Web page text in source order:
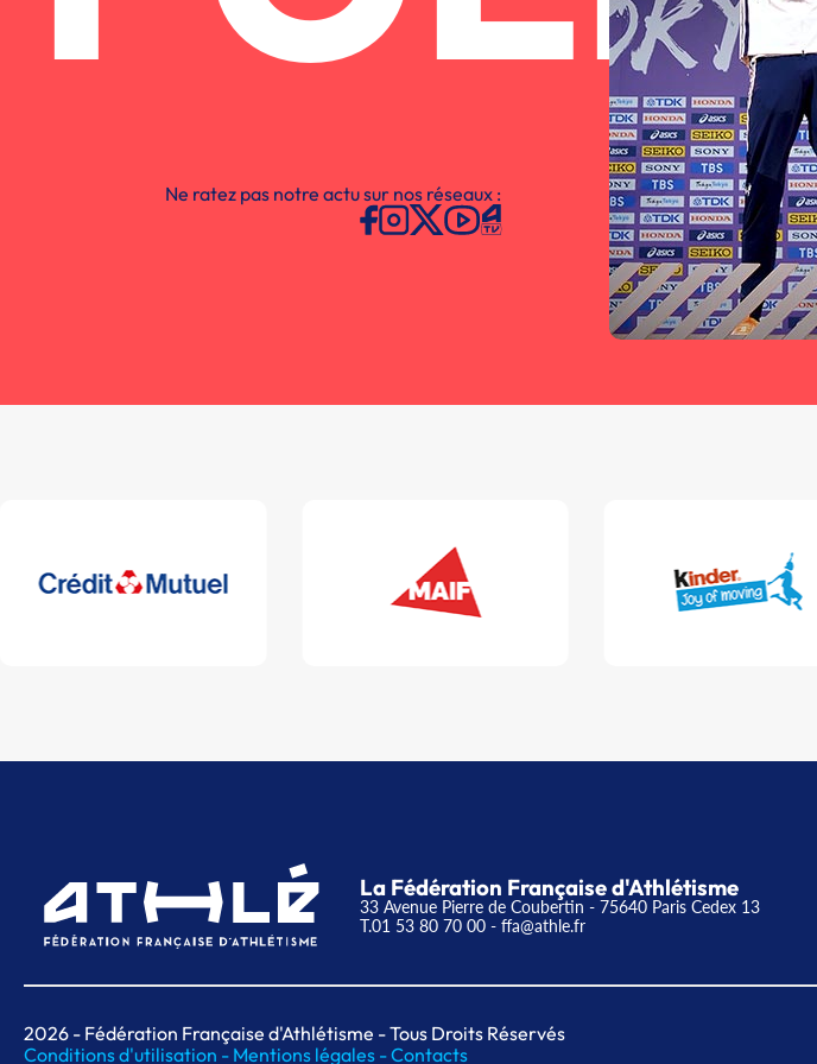
Ne ratez pas notre actu sur nos réseaux :
La Fédération Française d'Athlétisme
33 Avenue Pierre de Coubertin - 75640 Paris Cedex 13
T.01 53 80 70 00 - ffa@athle.fr
2026 - Fédération Française d'Athlétisme - Tous Droits Réservés
Conditions d'utilisation - Mentions légales -Contacts